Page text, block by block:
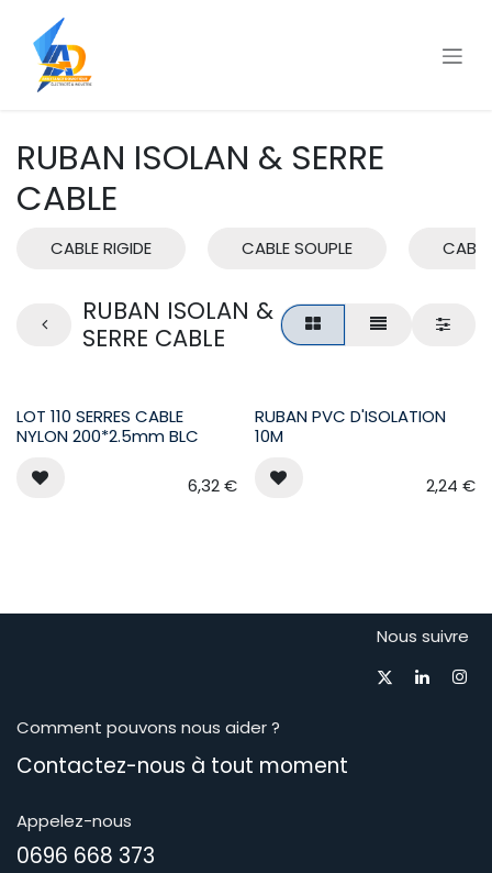
RUBAN ISOLAN & SERRE
CABLE
CABLE RIGIDE CABLE SOUPLE
RUBAN ISOLAN &
SERRE CABLE
LOT 110 SERRES CABLE
NYLON 200*2.5mm BLC
6,32€
RUBAN PVC D'ISOLATION
10M
2,24 €
Nous suivre
Comment pouvons nous aider ?
Contactez-nous à tout moment​
Appelez-nous
0696 668 373